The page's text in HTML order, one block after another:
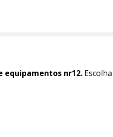
equipamentos nr12.